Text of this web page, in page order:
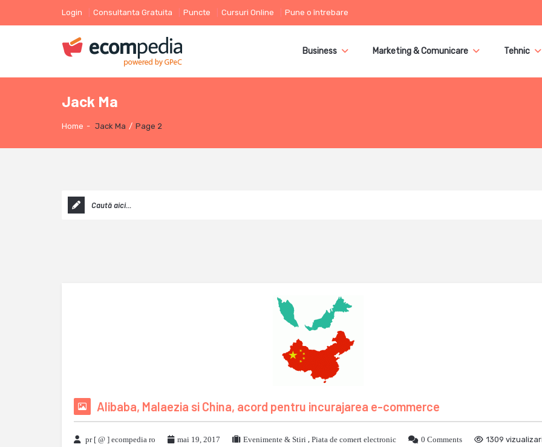
Login Consultanta Gratuita Puncte Cursuri Online Pune o întrebare
Business Marketing & Comunicare Tehnic
Jack Ma
Home - Jack Ma / Page 2
Alibaba, Malaezia si China, acord pentru incurajarea e-commerce
pr [ @ ] ecompedia ro mai 19, 2017 Evenimente & Stiri , Piata de comert electronic 0 Comments 1309